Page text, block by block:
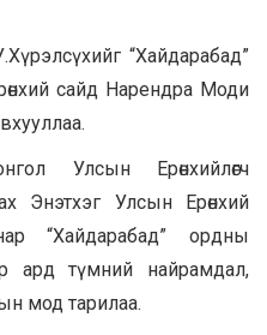
“Хайдарабад”
сайд Нарендра Моди
Улсын Ерөнхийлөгч
Энэтхэг Улсын Ерөнхий
“Хайдарабад” ордны
ард түмний найрамдал,
мод тарилаа.